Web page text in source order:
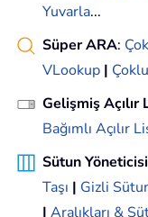
Yuvarla...
Süper ARA:
VLookup |
Gelişmiş Açılır
Bağımlı Açılır
Sütun Yöneticisi
Taşı | Gizli
| Aralıkları &